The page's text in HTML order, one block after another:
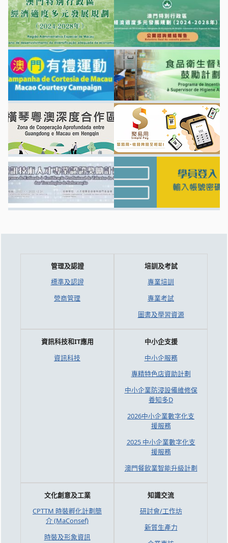
管理及認證
標準及認證
營商管理
培訓及考試
專業培訓
專業考試
圖書及學習資源
資訊科技和IT應用
資訊科技
中小企支援
中小企服務
專精特色店資助計劃
中小企業防浸設備維修保
養知多D
2026中小企業數字化支
援服務
2025 中小企業數字化支
援服務
澳門餐飲業智能升級計劃
文化創意及工業
CPTTM 時裝孵化計劃簡
介 (MaConsef)
時裝及形象資訊
知識交流
研討會/工作坊
新質生產力